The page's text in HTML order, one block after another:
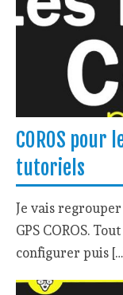
COROS pour
tutoriels
Je vais
GPS COROS.
configurer puis